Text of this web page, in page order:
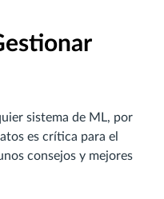
sistema de ML, por
es crítica para el
consejos y mejores